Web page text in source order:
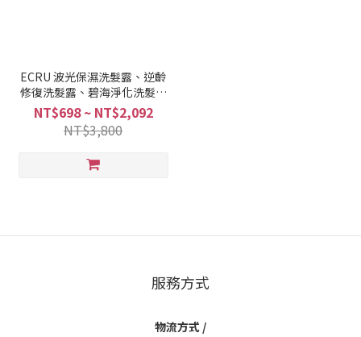
ECRU 波光保濕洗髮露、逆齡
修復洗髮露、碧海淨化洗髮露
240g/709g
NT$698 ~ NT$2,092
NT$3,800
服務方式
物流方式 /